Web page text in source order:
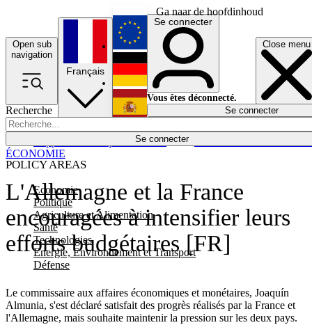
Ga naar de hoofdinhoud
Open sub
navigation
Close menu
Recherche
Se connecter
POLICY AREAS
Economie
Politique
Agriculture et Alimentation
Santé
Technologies
Energie, Environnement et Transport
Défense
Économie
Français
English
Deutsch
Español
Se connecter
Vous êtes déconnecté.
Se connecter
L'Allemagne et la France
encouragées à intensifier leurs
efforts budgétaires [FR]
Le commissaire aux affaires économiques et monétaires, Joaquín
Almunia, s'est déclaré satisfait des progrès réalisés par la France et
l'Allemagne, mais souhaite maintenir la pression sur les deux pays.
ÉCONOMIE